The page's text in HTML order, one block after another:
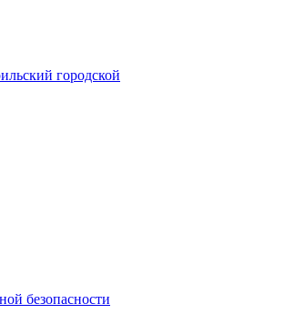
городской
безопасности